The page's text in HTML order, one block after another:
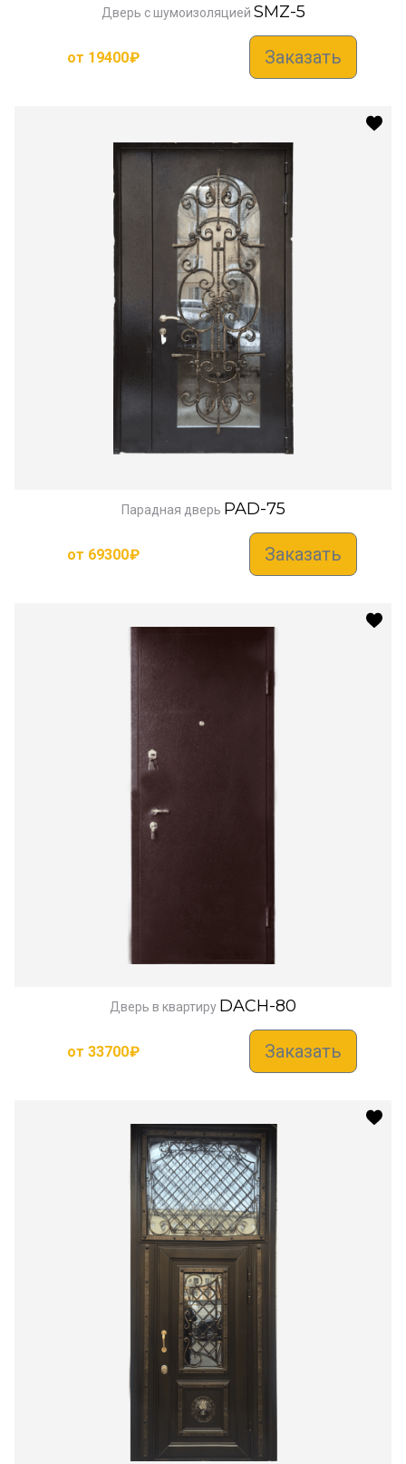
Дверь с шумоизоляцией SMZ-5
от 19400₽ Заказать
Парадная дверь PAD-75
от 69300₽ Заказать
Дверь в квартиру DACH-80
от 33700₽ Заказать